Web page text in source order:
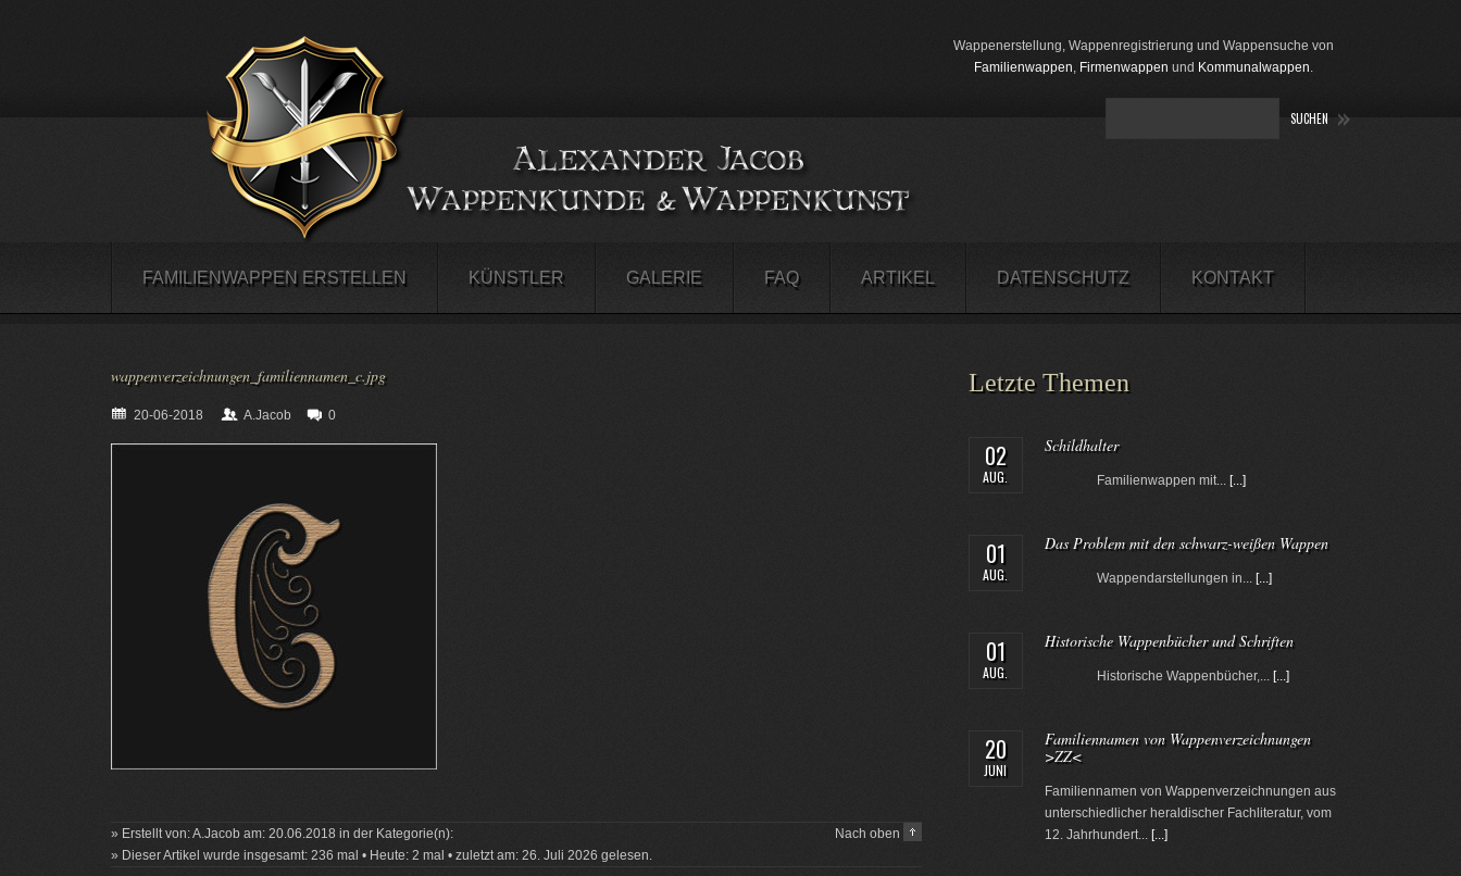
Wappenerstellung, Wappenregistrierung und Wappensuche von
Familienwappen, Firmenwappen und Kommunalwappen.
FAMILIENWAPPEN ERSTELLEN KÜNSTLER GALERIE FAQ ARTIKEL DATENSCHUTZ KONTAKT
wappenverzeichnungen_familiennamen_c.jpg
20-06-2018 A.Jacob 0
Nach oben
» Erstellt von: A.Jacob am: 20.06.2018 in der Kategorie(n):
» Dieser Artikel wurde insgesamt: 236 mal • Heute: 2 mal • zuletzt am: 26. Juli 2026 gelesen.
Letzte Themen
02
AUG.
Schildhalter
Familienwappen mit... [...]
01
AUG.
Das Problem mit den schwarz-weißen Wappen
Wappendarstellungen in... [...]
01
AUG.
Historische Wappenbücher und Schriften
Historische Wappenbücher,... [...]
20
JUNI
Familiennamen von Wappenverzeichnungen
>ZZ<
Familiennamen von Wappenverzeichnungen aus
unterschiedlicher heraldischer Fachliteratur, vom
12. Jahrhundert... [...]